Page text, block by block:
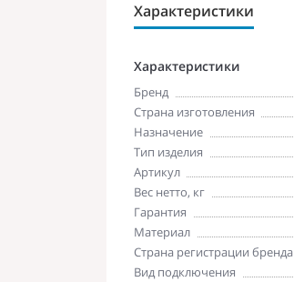
Характеристики
Характеристики
Бренд
Страна изготовления
Назначение
Тип изделия
Артикул
Вес нетто, кг
Гарантия
Материал
Страна регистрации бренда
Вид подключения